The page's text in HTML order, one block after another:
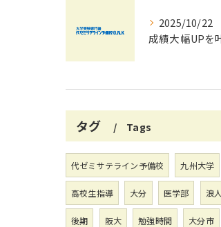
2025/10/22
タグ Tags
代ゼミサテライン予備校 九州大学
高校生指導 大分 医学部 浪
後期 阪大 勉強時間 大分市